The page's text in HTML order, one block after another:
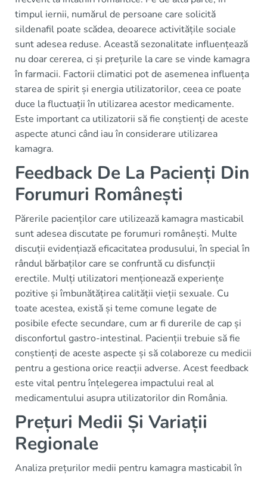
timpul iernii, numărul de persoane care solicită
sildenafil poate scădea, deoarece activitățile sociale
sunt adesea reduse. Această sezonalitate influențează
nu doar cererea, ci și prețurile la care se vinde kamagra
în farmacii. Factorii climatici pot de asemenea influența
starea de spirit și energia utilizatorilor, ceea ce poate
duce la fluctuații în utilizarea acestor medicamente.
Este important ca utilizatorii să fie conștienți de aceste
aspecte atunci când iau în considerare utilizarea
kamagra.
Feedback De La Pacienți Din
Forumuri Românești
Părerile pacienților care utilizează kamagra masticabil
sunt adesea discutate pe forumuri românești. Multe
discuții evidențiază eficacitatea produsului, în special în
rândul bărbaților care se confruntă cu disfuncții
erectile. Mulți utilizatori menționează experiențe
pozitive și îmbunătățirea calității vieții sexuale. Cu
toate acestea, există și teme comune legate de
posibile efecte secundare, cum ar fi durerile de cap și
disconfortul gastro-intestinal. Pacienții trebuie să fie
conștienți de aceste aspecte și să colaboreze cu medicii
pentru a gestiona orice reacții adverse. Acest feedback
este vital pentru înțelegerea impactului real al
medicamentului asupra utilizatorilor din România.
Prețuri Medii Și Variații
Regionale
Analiza prețurilor medii pentru kamagra masticabil în